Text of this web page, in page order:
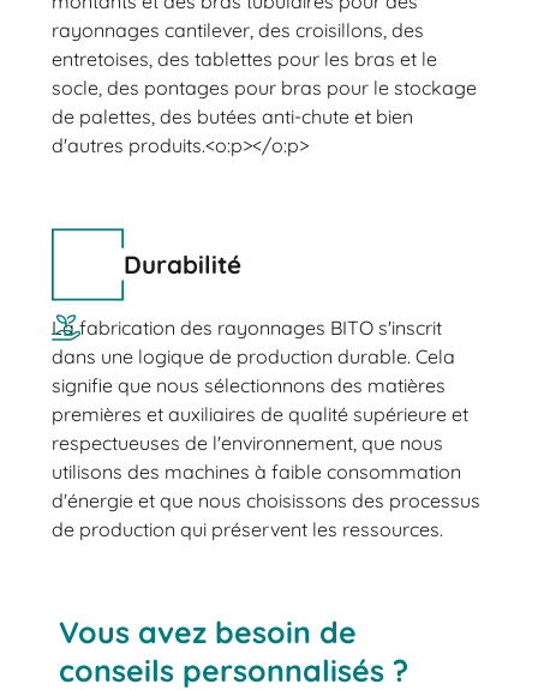
rayonnages cantilever, des croisillons, des
entretoises, des tablettes pour les bras et le
socle, des pontages pour bras pour le stockage
de palettes, des butées anti-chute et bien
d'autres produits.<o:p></o:p>
Durabilité
La fabrication des rayonnages BITO s'inscrit
dans une logique de production durable. Cela
signifie que nous sélectionnons des matières
premières et auxiliaires de qualité supérieure et
respectueuses de l'environnement, que nous
utilisons des machines à faible consommation
d'énergie et que nous choisissons des processus
de production qui préservent les ressources.
Vous avez besoin de
conseils personnalisés ?